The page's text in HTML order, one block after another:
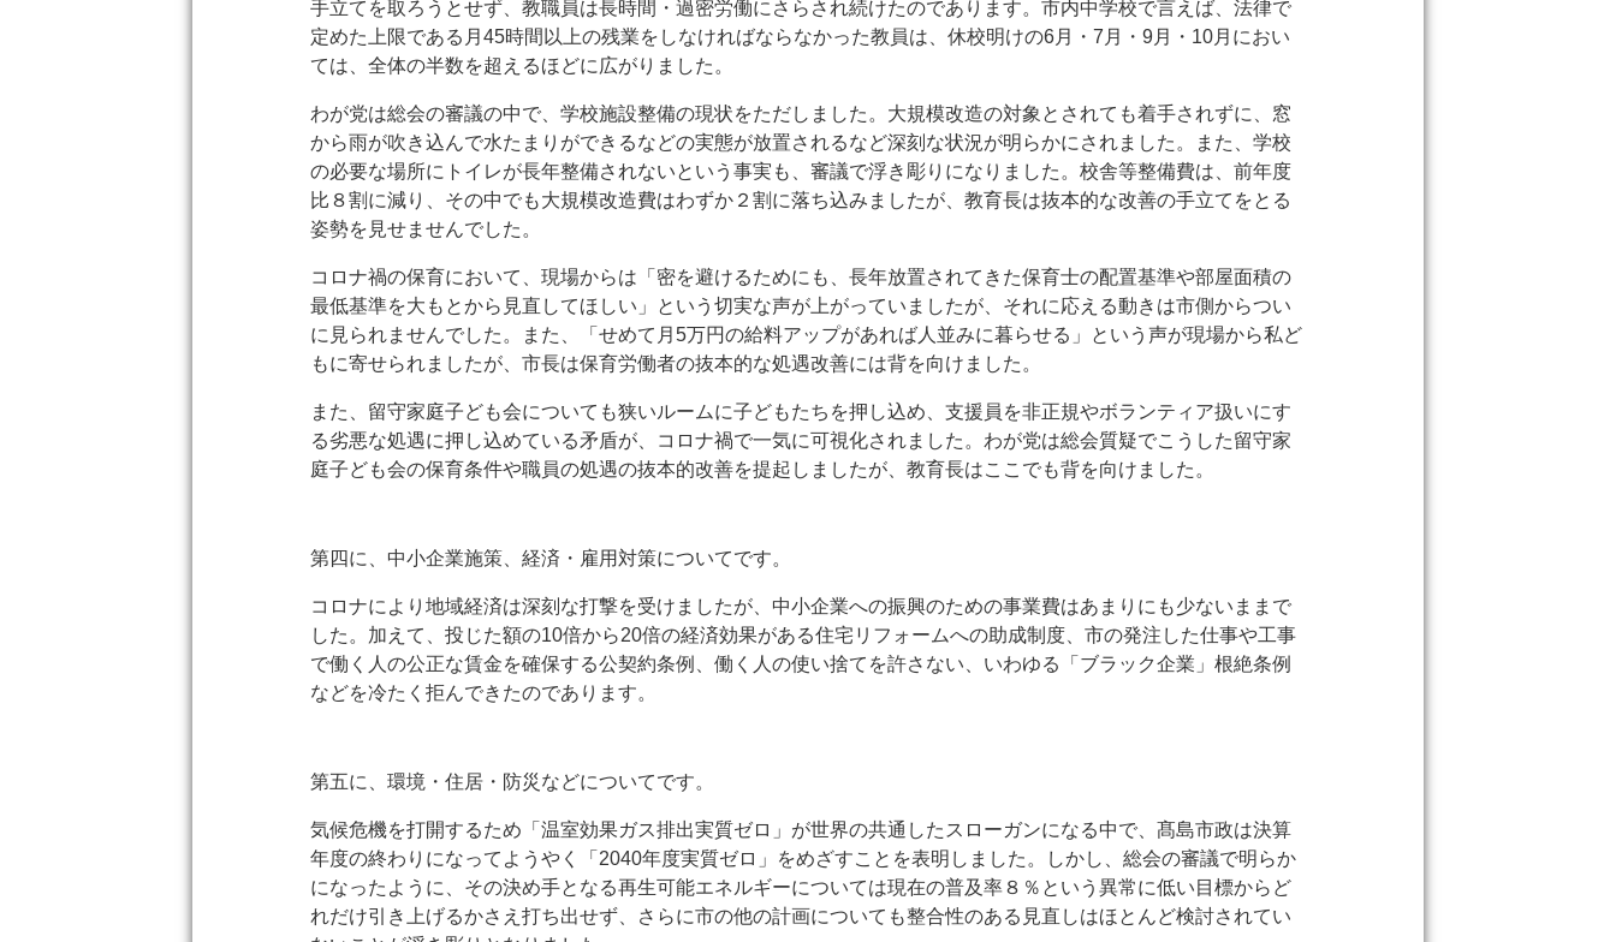
手立てを取ろうとせず、教職員は長時間・過密労働にさらされ続けたのであります。市内中学校で言えば、法律で
定めた上限である月45時間以上の残業をしなければならなかった教員は、休校明けの6月・7月・9月・10月におい
ては、全体の半数を超えるほどに広がりました。
わが党は総会の審議の中で、学校施設整備の現状をただしました。大規模改造の対象とされても着手されずに、窓
から雨が吹き込んで水たまりができるなどの実態が放置されるなど深刻な状況が明らかにされました。また、学校
の必要な場所にトイレが長年整備されないという事実も、審議で浮き彫りになりました。校舎等整備費は、前年度
比８割に減り、その中でも大規模改造費はわずか２割に落ち込みましたが、教育長は抜本的な改善の手立てをとる
姿勢を見せませんでした。
コロナ禍の保育において、現場からは「密を避けるためにも、長年放置されてきた保育士の配置基準や部屋面積の
最低基準を大もとから見直してほしい」という切実な声が上がっていましたが、それに応える動きは市側からつい
に見られませんでした。また、「せめて月5万円の給料アップがあれば人並みに暮らせる」という声が現場から私ど
もに寄せられましたが、市長は保育労働者の抜本的な処遇改善には背を向けました。
また、留守家庭子ども会についても狭いルームに子どもたちを押し込め、支援員を非正規やボランティア扱いにす
る劣悪な処遇に押し込めている矛盾が、コロナ禍で一気に可視化されました。わが党は総会質疑でこうした留守家
庭子ども会の保育条件や職員の処遇の抜本的改善を提起しましたが、教育長はここでも背を向けました。
第四に、中小企業施策、経済・雇用対策についてです。
コロナにより地域経済は深刻な打撃を受けましたが、中小企業への振興のための事業費はあまりにも少ないままで
した。加えて、投じた額の10倍から20倍の経済効果がある住宅リフォームへの助成制度、市の発注した仕事や工事
で働く人の公正な賃金を確保する公契約条例、働く人の使い捨てを許さない、いわゆる「ブラック企業」根絶条例
などを冷たく拒んできたのであります。
第五に、環境・住居・防災などについてです。
気候危機を打開するため「温室効果ガス排出実質ゼロ」が世界の共通したスローガンになる中で、髙島市政は決算
年度の終わりになってようやく「2040年度実質ゼロ」をめざすことを表明しました。しかし、総会の審議で明らか
になったように、その決め手となる再生可能エネルギーについては現在の普及率８％という異常に低い目標からど
れだけ引き上げるかさえ打ち出せず、さらに市の他の計画についても整合性のある見直しはほとんど検討されてい